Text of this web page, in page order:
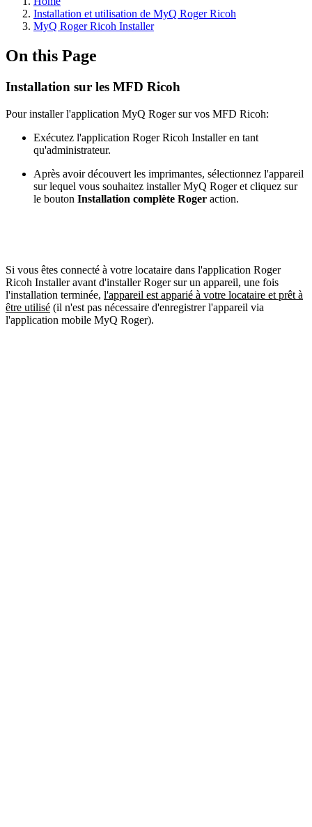
Installation et utilisation de MyQ Roger Ricoh
MyQ Roger Ricoh Installer
On this Page
Installation sur les MFD Ricoh
Pour installer l'application MyQ Roger sur vos MFD Ricoh:
Exécutez l'application Roger Ricoh Installer en tant
qu'administrateur.
Après avoir découvert les imprimantes, sélectionnez l'appareil
sur lequel vous souhaitez installer MyQ Roger et cliquez sur
le bouton Installation complète Roger action.
Si vous êtes connecté à votre locataire dans l'application Roger
Ricoh Installer avant d'installer Roger sur un appareil, une fois
l'installation terminée, l'appareil est apparié à votre locataire et prêt à
être utilisé (il n'est pas nécessaire d'enregistrer l'appareil via
l'application mobile MyQ Roger).